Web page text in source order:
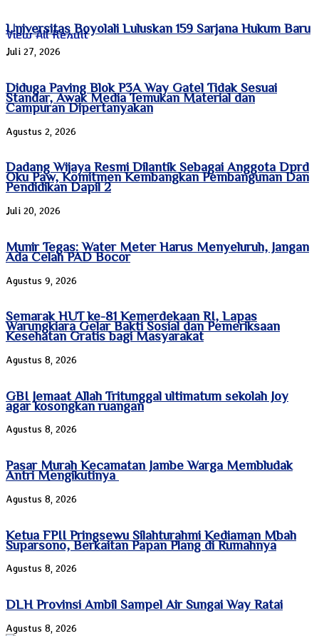
View All Result
Universitas Boyolali Luluskan 159 Sarjana Hukum Baru
Juli 27, 2026
Diduga Paving Blok P3A Way Gatel Tidak Sesuai
Standar, Awak Media Temukan Material dan
Campuran Dipertanyakan
Agustus 2, 2026
Dadang Wijaya Resmi Dilantik Sebagai Anggota Dprd
Oku Paw, Komitmen Kembangkan Pembangunan Dan
Pendidikan Dapil 2
Juli 20, 2026
Munir Tegas: Water Meter Harus Menyeluruh, Jangan
Ada Celah PAD Bocor
Agustus 9, 2026
Semarak HUT ke-81 Kemerdekaan RI, Lapas
Warungkiara Gelar Bakti Sosial dan Pemeriksaan
Kesehatan Gratis bagi Masyarakat
Agustus 8, 2026
GBI Jemaat Allah Tritunggal ultimatum sekolah Joy
agar kosongkan ruangan
Agustus 8, 2026
Pasar Murah Kecamatan Jambe Warga Membludak
Antri Mengikutinya
Agustus 8, 2026
Ketua FPII Pringsewu Silahturahmi Kediaman Mbah
Suparsono, Berkaitan Papan Plang di Rumahnya
Agustus 8, 2026
DLH Provinsi Ambil Sampel Air Sungai Way Ratai
Agustus 8, 2026